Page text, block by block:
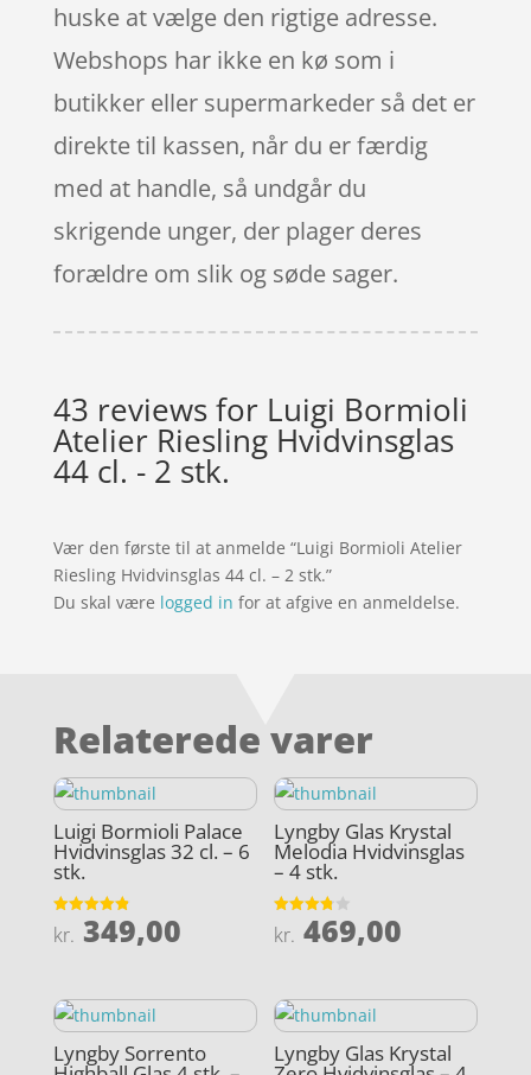
huske at vælge den rigtige adresse.
Webshops har ikke en kø som i
butikker eller supermarkeder så det er
direkte til kassen, når du er færdig
med at handle, så undgår du
skrigende unger, der plager deres
forældre om slik og søde sager.
43 reviews for Luigi Bormioli
Atelier Riesling Hvidvinsglas
44 cl. - 2 stk.
Vær den første til at anmelde “Luigi Bormioli Atelier
Riesling Hvidvinsglas 44 cl. – 2 stk.”
Du skal være logged in for at afgive en anmeldelse.
Relaterede varer
Luigi Bormioli Palace
Hvidvinsglas 32 cl. – 6
stk.
Vurderet
4.9
kr. 349,00
Lyngby Glas Krystal
Melodia Hvidvinsglas
– 4 stk.
Vurderet
3.8
kr. 469,00
Lyngby Sorrento Lyngby Glas Krystal